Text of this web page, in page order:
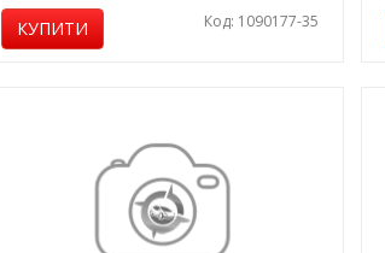
КУПИТИ Код: 1090177-35